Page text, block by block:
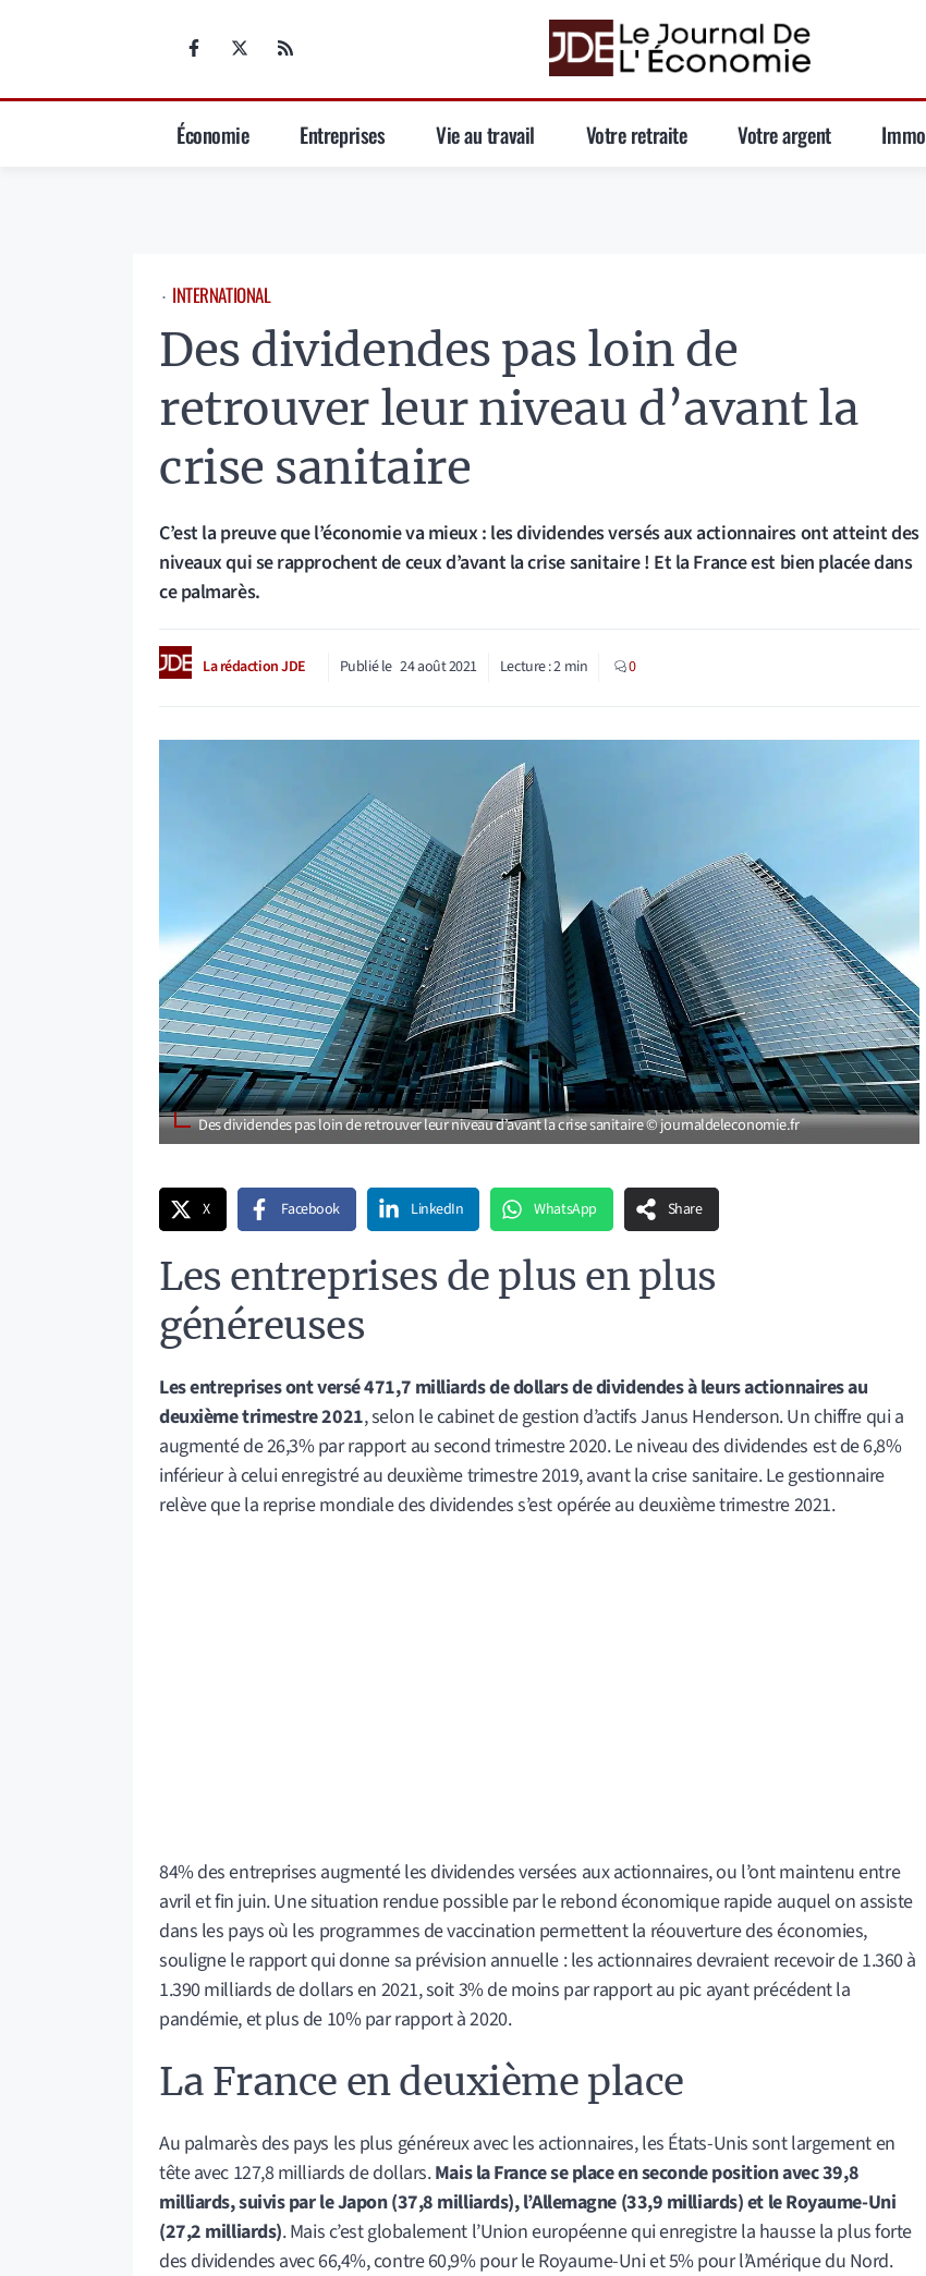
Économie Entreprises Vie au travail Votre retraite Votre argent Immo
⋅ INTERNATIONAL
Des dividendes pas loin de
retrouver leur niveau d’avant la
crise sanitaire
C’est la preuve que l’économie va mieux : les dividendes versés aux actionnaires ont atteint des
niveaux qui se rapprochent de ceux d’avant la crise sanitaire ! Et la France est bien placée dans
ce palmarès.
La rédaction JDE Publié le 24 août 2021 Lecture :2 min 0
Des dividendes pas loin de retrouver leur niveau d’avant la crise sanitaire © journaldeleconomie.fr
X Facebook LinkedIn WhatsApp Share
Les entreprises de plus en plus
généreuses
Les entreprises ont versé 471,7 milliards de dollars de dividendes à leurs actionnaires au
deuxième trimestre 2021, selon le cabinet de gestion d’actifs Janus Henderson. Un chiffre qui a
augmenté de 26,3% par rapport au second trimestre 2020. Le niveau des dividendes est de 6,8%
inférieur à celui enregistré au deuxième trimestre 2019, avant la crise sanitaire. Le gestionnaire
relève que la reprise mondiale des dividendes s’est opérée au deuxième trimestre 2021.
84% des entreprises augmenté les dividendes versées aux actionnaires, ou l’ont maintenu entre
avril et fin juin. Une situation rendue possible par le rebond économique rapide auquel on assiste
dans les pays où les programmes de vaccination permettent la réouverture des économies,
souligne le rapport qui donne sa prévision annuelle : les actionnaires devraient recevoir de 1.360 à
1.390 milliards de dollars en 2021, soit 3% de moins par rapport au pic ayant précédent la
pandémie, et plus de 10% par rapport à 2020.
La France en deuxième place
Au palmarès des pays les plus généreux avec les actionnaires, les États-Unis sont largement en
tête avec 127,8 milliards de dollars.Mais la France se place en seconde position avec 39,8
milliards, suivis par le Japon (37,8 milliards), l’Allemagne (33,9 milliards) et le Royaume-Uni
(27,2 milliards). Mais c’est globalement l’Union européenne qui enregistre la hausse la plus forte
des dividendes avec 66,4%, contre 60,9% pour le Royaume-Uni et 5% pour l’Amérique du Nord.